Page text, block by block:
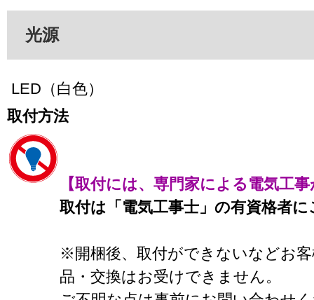
光源
LED（白色）
取付方法
【取付には、専門家による電気工
取付は「電気工事士」の有資格者
※開梱後、取付ができないなどお
品・交換はお受けできません。